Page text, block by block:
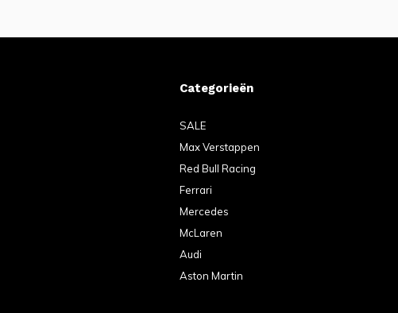
Categorieën
SALE
Max Verstappen
Red Bull Racing
Ferrari
Mercedes
McLaren
Audi
Aston Martin